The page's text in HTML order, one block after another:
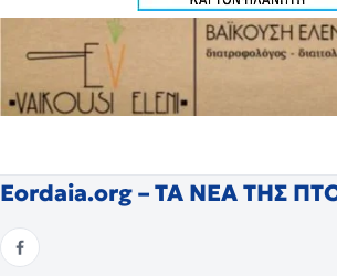
Eordaia.org – ΤΑ ΝΕΑ ΤΗΣ